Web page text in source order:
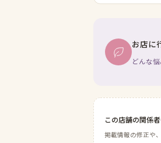
お店に
どんな
この店舗の関係
掲載情報の修正や